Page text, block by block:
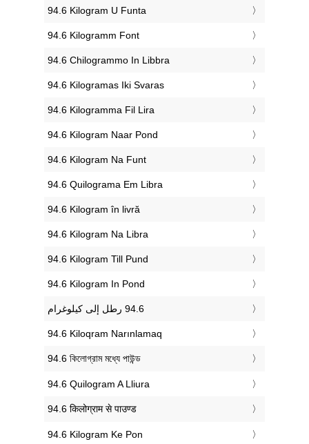
‎94.6 Kilogram U Funta
‎94.6 Kilogramm Font
‎94.6 Chilogrammo In Libbra
‎94.6 Kilogramas Iki Svaras
‎94.6 Kilogramma Fil Lira
‎94.6 Kilogram Naar Pond
‎94.6 Kilogram Na Funt
‎94.6 Quilograma Em Libra
‎94.6 Kilogram în livră
‎94.6 Kilogram Na Libra
‎94.6 Kilogram Till Pund
‎94.6 Kilogram In Pond
‎94.6 Kiloqram Narınlamaq
‎94.6 কিলোগ্রাম মধ্যে পাউন্ড
‎94.6 Quilogram A Lliura
‎94.6 किलोग्राम से पाउण्ड
‎94.6 Kilogram Ke Pon